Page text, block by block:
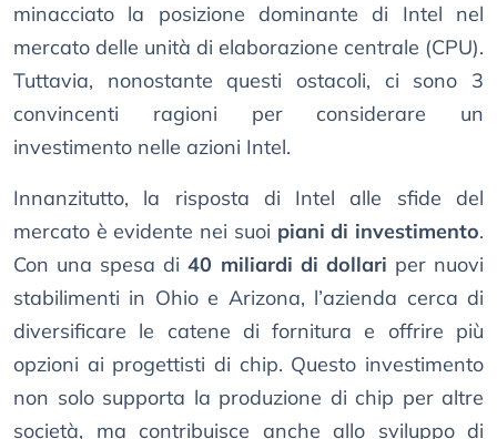
minacciato la posizione dominante di Intel nel
mercato delle unità di elaborazione centrale (CPU).
Tuttavia, nonostante questi ostacoli, ci sono 3
convincenti ragioni per considerare un
investimento nelle azioni Intel.
Innanzitutto, la risposta di Intel alle sfide del
mercato è evidente nei suoi piani di investimento.
Con una spesa di40 miliardi di dollari per nuovi
stabilimenti in Ohio e Arizona, l’azienda cerca di
diversificare le catene di fornitura e offrire più
opzioni ai progettisti di chip. Questo investimento
non solo supporta la produzione di chip per altre
società, ma contribuisce anche allo sviluppo di